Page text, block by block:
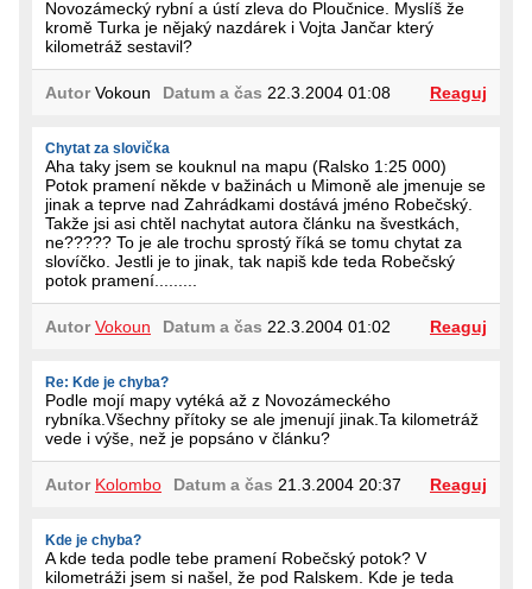
Novozámecký rybní a ústí zleva do Ploučnice. Myslíš že
kromě Turka je nějaký nazdárek i Vojta Jančar který
kilometráž sestavil?
AutorVokoun Datum a čas 22.3.2004 01:08 Reaguj
Chytat za slovička
Aha taky jsem se kouknul na mapu (Ralsko 1:25 000)
Potok pramení někde v bažinách u Mimoně ale jmenuje se
jinak a teprve nad Zahrádkami dostává jméno Robečský.
Takže jsi asi chtěl nachytat autora článku na švestkách,
ne????? To je ale trochu sprostý říká se tomu chytat za
slovíčko. Jestli je to jinak, tak napiš kde teda Robečský
potok pramení.........
Autor Vokoun Datum a čas 22.3.2004 01:02 Reaguj
Re: Kde je chyba?
Podle mojí mapy vytéká až z Novozámeckého
rybníka.Všechny přítoky se ale jmenují jinak.Ta kilometráž
vede i výše, než je popsáno v článku?
Autor Kolombo Datum a čas 21.3.2004 20:37 Reaguj
Kde je chyba?
A kde teda podle tebe pramení Robečský potok? V
kilometráži jsem si našel, že pod Ralskem. Kde je teda